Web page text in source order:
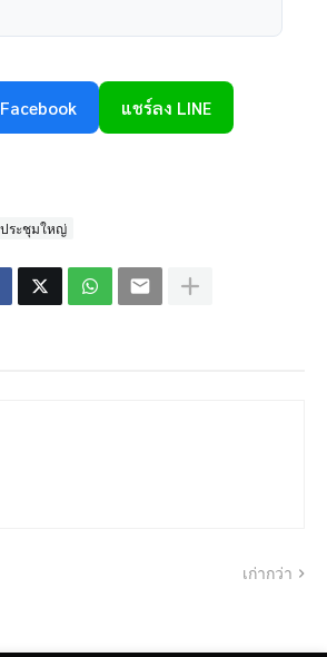
แชร์ลง LINE
ประชุมใหญ่
เก่ากว่า